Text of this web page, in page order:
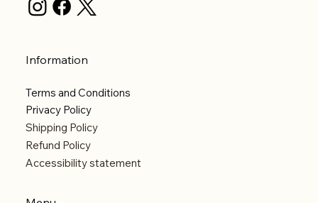
Information
Terms and Conditions
Privacy Policy
Shipping Policy
Refund Policy
Accessibility statement